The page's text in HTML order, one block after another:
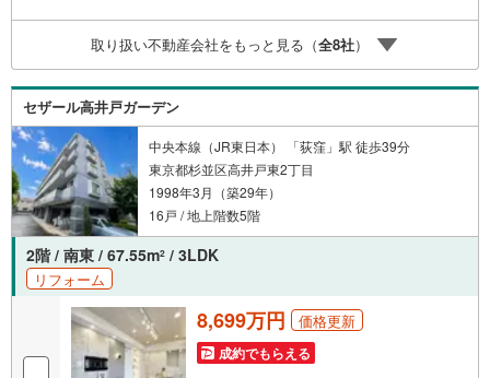
時受け付けております！■頭金0円からのご購入可能です■
（諸費用もOK）お気軽にお問い合わせください。
取り扱い不動産会社をもっと見る（全8社）
セザール高井戸ガーデン
中央本線（JR東日本） 「荻窪」駅 徒歩39分
東京都杉並区高井戸東2丁目
1998年3月（築29年）
16戸 / 地上階数5階
2階 / 南東 / 67.55m2 / 3LDK
リフォーム
8,699万円 価格更新
成約でもらえる